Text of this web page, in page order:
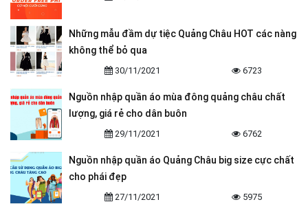
Những mẫu đầm dự tiệc Quảng Châu HOT các nàng
không thể bỏ qua
30/11/2021 6723
Nguồn nhập quần áo mùa đông quảng châu chất
lượng, giá rẻ cho dân buôn
29/11/2021 6762
Nguồn nhập quần áo Quảng Châu big size cực chất
cho phái đẹp
27/11/2021 5975